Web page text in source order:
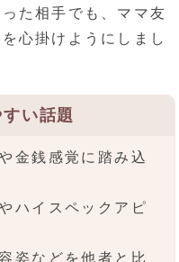
た相手でも、ママ友
心掛けようにしまし
い話題
金銭感覚に踏み込
ハイスペックアピ
姿などを他者と比